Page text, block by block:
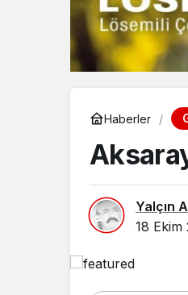
Haberler
Yalçın
18 Ekim